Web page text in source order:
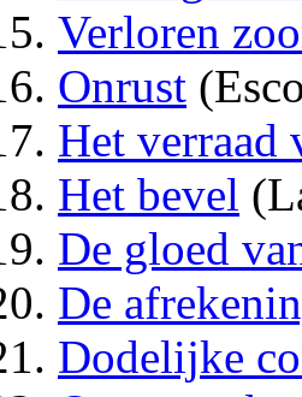
Verloren
Onrust
Het verraad
Het bevel
De gloed
De
Dodelijke